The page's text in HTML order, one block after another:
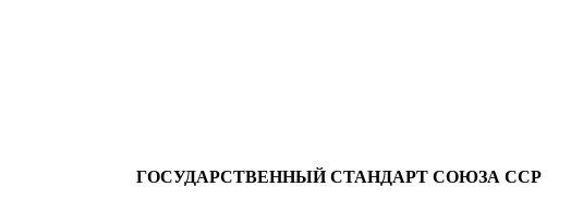
ГОСУДАРСТВЕННЫЙ СТАНДАРТ СОЮЗА ССР